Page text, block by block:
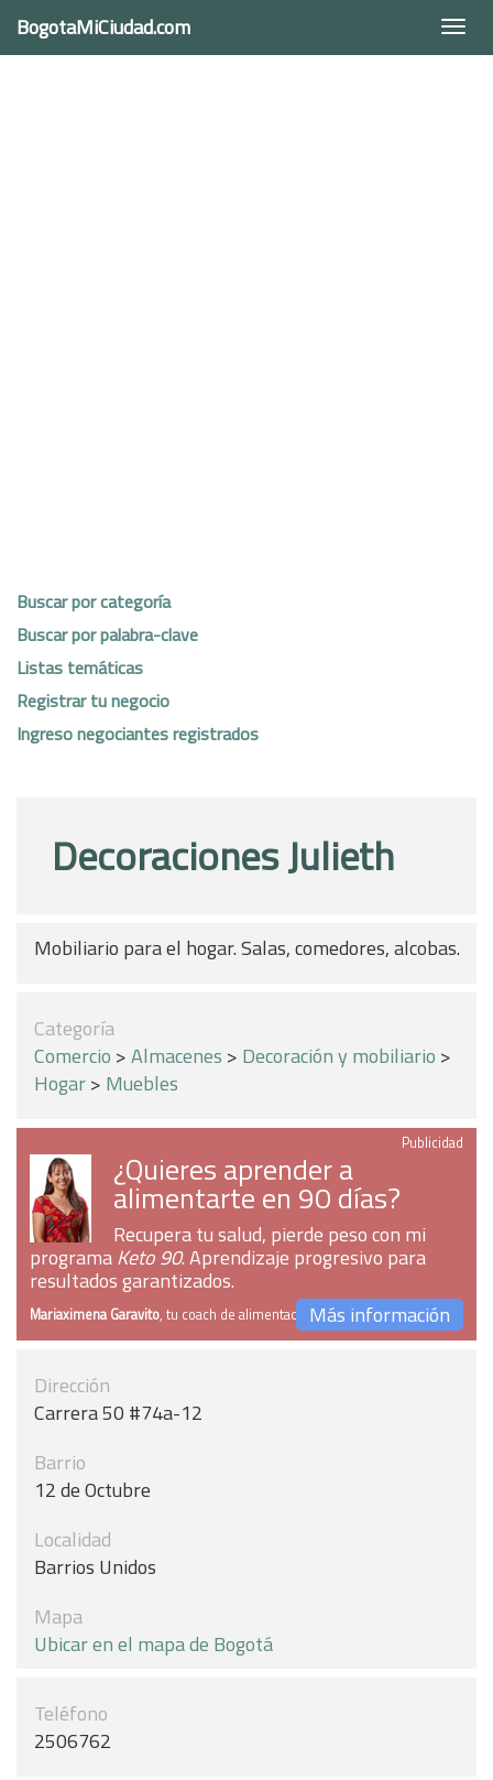
BogotaMiCiudad.com
Buscar por categoría
Buscar por palabra-clave
Listas temáticas
Registrar tu negocio
Ingreso negociantes registrados
Decoraciones Julieth
Mobiliario para el hogar. Salas, comedores, alcobas.
Categoría
Comercio >Almacenes > Decoración y mobiliario >
Hogar> Muebles
Publicidad
¿Quieres aprender a
alimentarte en 90 días?
Recupera tu salud, pierde peso con mi
programaKeto 90. Aprendizaje progresivo para
resultados garantizados.
Mariaximena Garavito, tu coach de alimentaciónMás información
Dirección
Carrera 50 #74a-12
Barrio
12 de Octubre
Localidad
Barrios Unidos
Mapa
Ubicar en el mapa de Bogotá
Teléfono
2506762